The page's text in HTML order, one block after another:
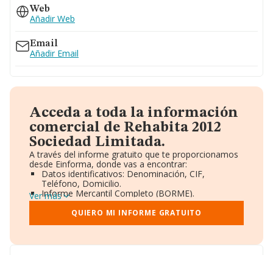
Web
Añadir Web
Email
Añadir Email
Acceda a toda la información
comercial de Rehabita 2012
Sociedad Limitada.
A través del informe gratuito que te proporcionamos
desde Einforma, donde vas a encontrar:
Datos identificativos: Denominación, CIF,
Teléfono, Domicilio.
Informe Mercantil Completo (BORME).
Gráficos de Evolución Ventas y Empleados.
Consejo de Administración y Administradores.
Directivos y Ejecutivos.
Ver más
QUIERO MI INFORME GRATUITO